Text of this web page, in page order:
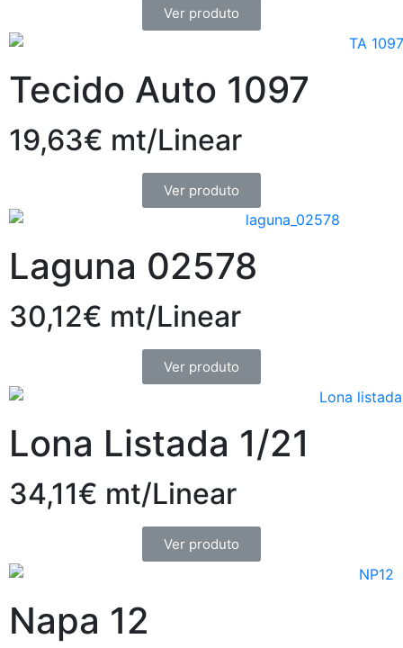
Ver produto
Tecido Auto 1097
19,63€ mt/Linear
Ver produto
Laguna 02578
30,12€ mt/Linear
Ver produto
Lona Listada 1/21
34,11€ mt/Linear
Ver produto
Napa 12